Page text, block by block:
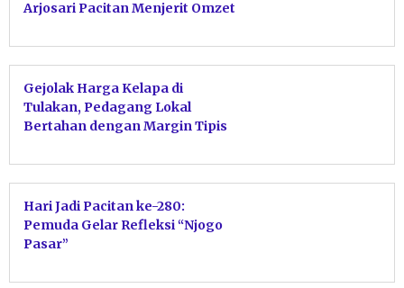
Arjosari Pacitan Menjerit Omzet
Gejolak Harga Kelapa di
Tulakan, Pedagang Lokal
Bertahan dengan Margin Tipis
Hari Jadi Pacitan ke-280:
Pemuda Gelar Refleksi “Njogo
Pasar”